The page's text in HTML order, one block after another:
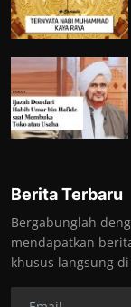
Berita Terbaru
Bergabunglah
mendapatkan
khusus langsung